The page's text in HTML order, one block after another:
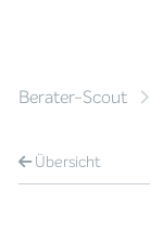
Berater-Scout
Übersicht